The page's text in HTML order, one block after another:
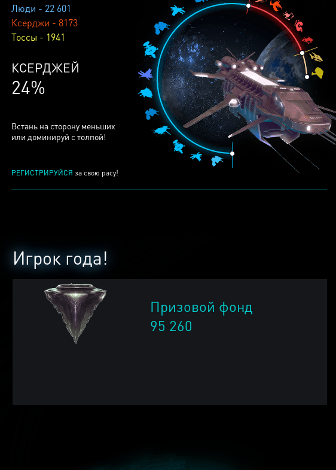
Люди - 22 601
Ксерджи - 8173
Тоссы - 1941
КСЕРДЖЕЙ
24%
Встань на сторону меньших
или доминируй с толпой!
РЕГИСТРИРУЙСЯ за свою расу!
Игрок года!
Призовой фонд
95 260